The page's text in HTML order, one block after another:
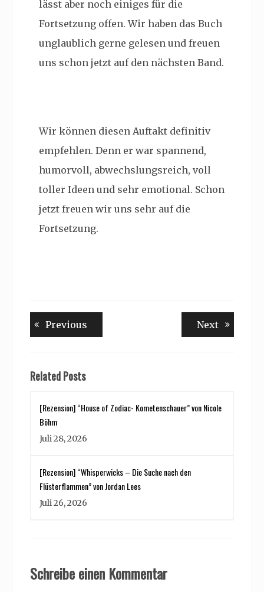
lässt aber noch einiges für die
Fortsetzung offen. Wir haben das Buch
unglaublich gerne gelesen und freuen
uns schon jetzt auf den nächsten Band.
Wir können diesen Auftakt definitiv
empfehlen. Denn er war spannend,
humorvoll, abwechslungsreich, voll
toller Ideen und sehr emotional. Schon
jetzt freuen wir uns sehr auf die
Fortsetzung.
Beitragsnavigation
Previous NextNext
Related Posts
[Rezension] “House of Zodiac- Kometenschauer” von Nicole
Böhm
Juli 28, 2026
[Rezension] “Whisperwicks – Die Suche nach den
Flüsterflammen” von Jordan Lees
Juli 26, 2026
Schreibe einen Kommentar